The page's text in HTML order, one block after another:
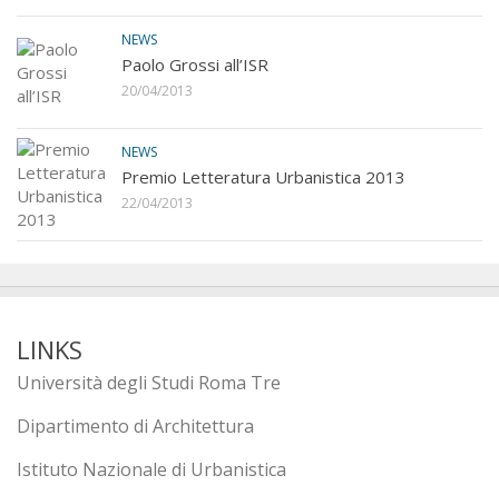
NEWS
Paolo Grossi all’ISR
20/04/2013
NEWS
Premio Letteratura Urbanistica 2013
22/04/2013
LINKS
Università degli Studi Roma Tre
Dipartimento di Architettura
Istituto Nazionale di Urbanistica